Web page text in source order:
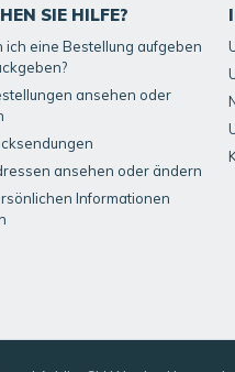
SIE HILFE?
ich eine Bestellung aufgeben
ansehen oder
ansehen oder ändern
Informationen